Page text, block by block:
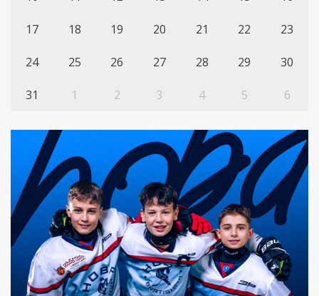
17 18 19 20 21 22 23
24 25 26 27 28 29 30
31 1 2 3 4 5 6